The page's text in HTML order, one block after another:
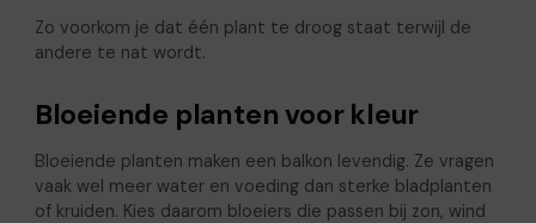
Zo voorkom je dat één plant te droog staat terwijl de
andere te nat wordt.
Bloeiende planten voor kleur
Bloeiende planten maken een balkon levendig. Ze vragen
vaak wel meer water en voeding dan sterke bladplanten
of kruiden. Kies daarom bloeiers die passen bij zon, wind